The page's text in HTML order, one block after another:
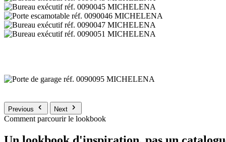
Previous Next
Comment parcourir le lookbook